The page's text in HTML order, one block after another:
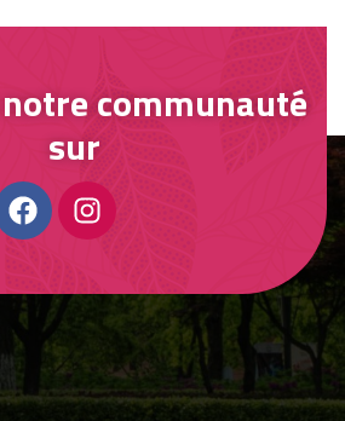
communauté
sur